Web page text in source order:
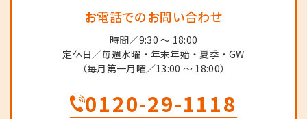
お電話でのお問い合わせ
時間／9:30 ～ 18:00
定休日／毎週水曜・年末年始・夏季・GW
（毎月第一月曜／13:00 ～ 18:00）
0120-29-1118